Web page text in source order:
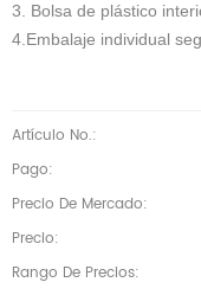
3. Bolsa de plástico
4.Embalaje individual
Artículo No.:
Pago:
Precio De Mercado:
Precio:
Rango De Precios: